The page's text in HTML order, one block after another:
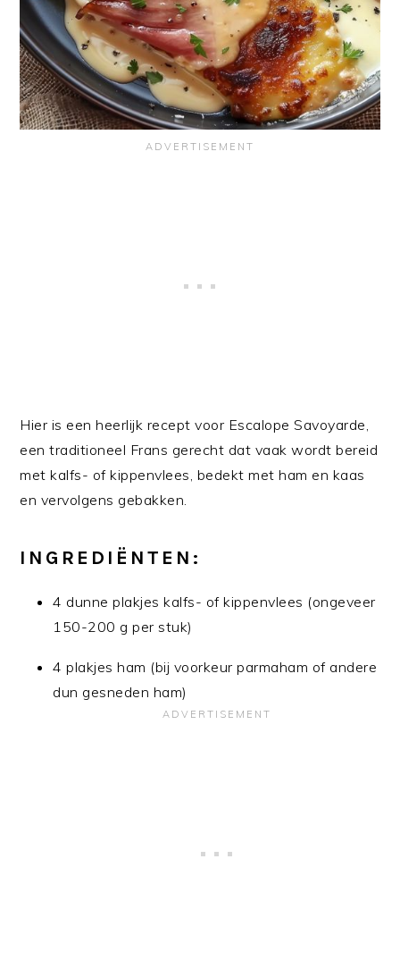
Hier is een heerlijk recept voor Escalope Savoyarde,
een traditioneel Frans gerecht dat vaak wordt bereid
met kalfs- of kippenvlees, bedekt met ham en kaas
en vervolgens gebakken.
INGREDIËNTEN:
4 dunne plakjes kalfs- of kippenvlees (ongeveer
150-200 g per stuk)
4 plakjes ham (bij voorkeur parmaham of andere
dun gesneden ham)